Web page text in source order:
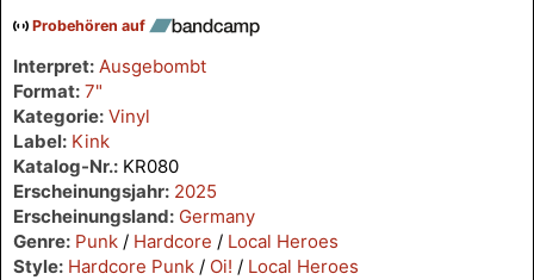
Probehören auf
Interpret: Ausgebombt
Format: 7"
Kategorie: Vinyl
Label: Kink
Katalog-Nr.: KR080
Erscheinungsjahr: 2025
Erscheinungsland: Germany
Genre: Punk / Hardcore / Local Heroes
Style: Hardcore Punk / Oi! / Local Heroes